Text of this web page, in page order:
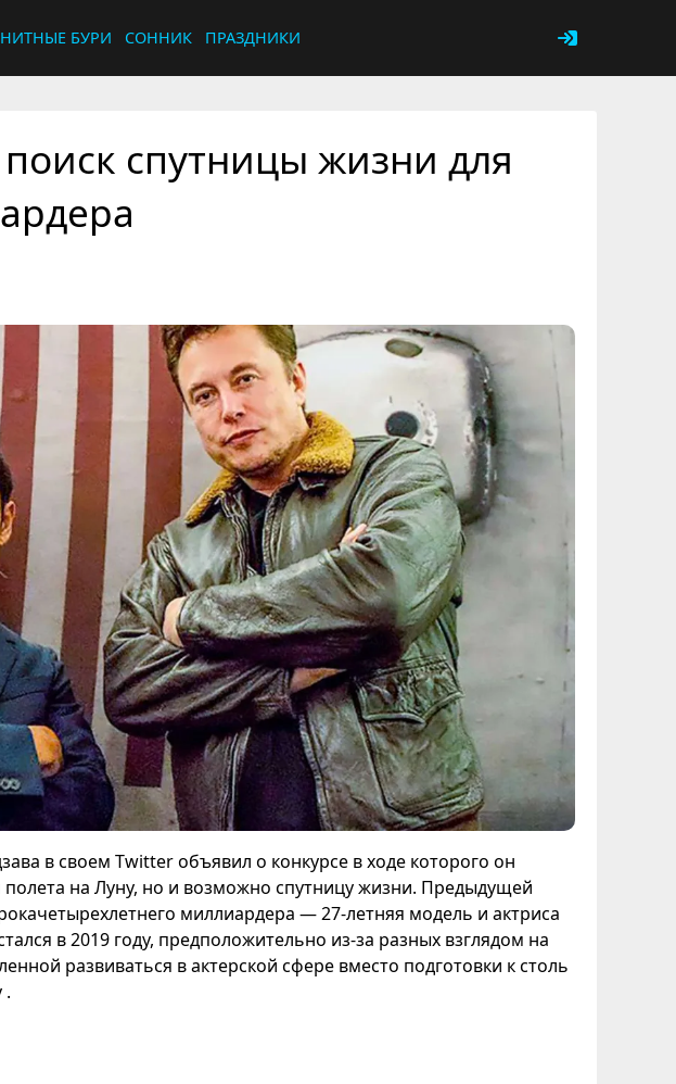
БУРИ СОННИК ПРАЗДНИКИ
спутницы жизни для
в своем Twitter объявил о конкурсе в ходе которого он
полета на Луну, но и возможно спутницу жизни. Предыдущей
миллиардера — 27-летняя модель и актриса
в 2019 году, предположительно из-за разных взглядом на
развиваться в актерской сфере вместо подготовки к столь
.